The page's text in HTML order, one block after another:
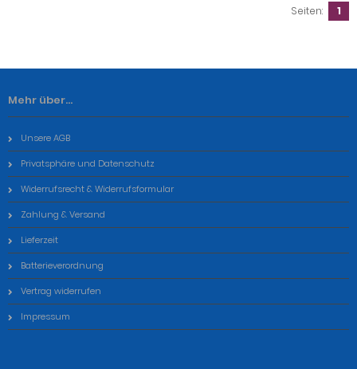
Seiten: 1
Mehr über...
Unsere AGB
Privatsphäre und Datenschutz
Widerrufsrecht & Widerrufsformular
Zahlung & Versand
Lieferzeit
Batterieverordnung
Vertrag widerrufen
Impressum